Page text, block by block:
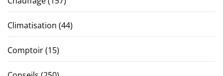
Climatisation (44)
Comptoir(15)